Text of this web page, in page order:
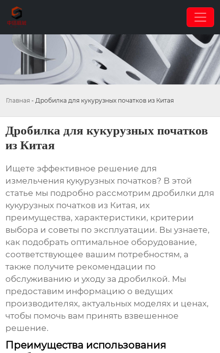
Главная - Дробилка для кукурузных початков из Китая
Дробилка для кукурузных початков
из Китая
Ищете эффективное решение для
измельчения кукурузных початков? В этой
статье мы подробно рассмотримдробилки для
кукурузных початков из Китая, их
преимущества, характеристики, критерии
выбора и советы по эксплуатации. Вы узнаете,
как подобрать оптимальное оборудование,
соответствующее вашим потребностям, а
также получите рекомендации по
обслуживанию и уходу за дробилкой. Мы
предоставим информацию о ведущих
производителях, актуальных моделях и ценах,
чтобы помочь вам принять взвешенное
решение.
Преимущества использования